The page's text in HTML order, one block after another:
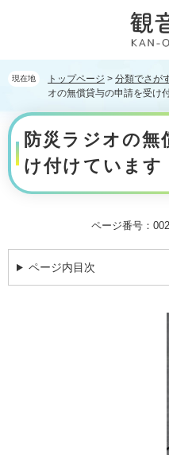
す。
し
文
現在地 トップページ > 分類でさが
オの無償貸与の申請を受け
本
文
防災ラジオの無
け付けています
ページ番号：
ページ内目次